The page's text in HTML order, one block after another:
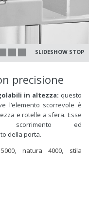
SLIDESHOW STOP
precisione
in altezza: questo
l‘elemento scorrevole è
e rotelle a sfera. Esse
scorrimento ed
della porta.
, natura 4000,
stila